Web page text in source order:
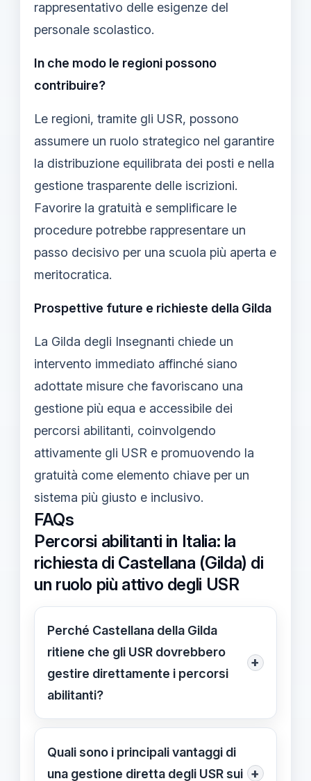
rappresentativo delle esigenze del
personale scolastico.
In che modo le regioni possono
contribuire?
Le regioni, tramite gli USR, possono
assumere un ruolo strategico nel garantire
la distribuzione equilibrata dei posti e nella
gestione trasparente delle iscrizioni.
Favorire la gratuità e semplificare le
procedure potrebbe rappresentare un
passo decisivo per una scuola più aperta e
meritocratica.
Prospettive future e richieste della Gilda
La Gilda degli Insegnanti chiede un
intervento immediato affinché siano
adottate misure che favoriscano una
gestione più equa e accessibile dei
percorsi abilitanti, coinvolgendo
attivamente gli USR e promuovendo la
gratuità come elemento chiave per un
sistema più giusto e inclusivo.
FAQs
Percorsi abilitanti in Italia: la
richiesta di Castellana (Gilda) di
un ruolo più attivo degli USR
Perché Castellana della Gilda
ritiene che gli USR dovrebbero
gestire direttamente i percorsi
abilitanti?
+
Castellana sostiene che gli USR,
essendo gli enti responsabili di
coordinare le attività formative
Quali sono i principali vantaggi di
una gestione diretta degli USR sui +